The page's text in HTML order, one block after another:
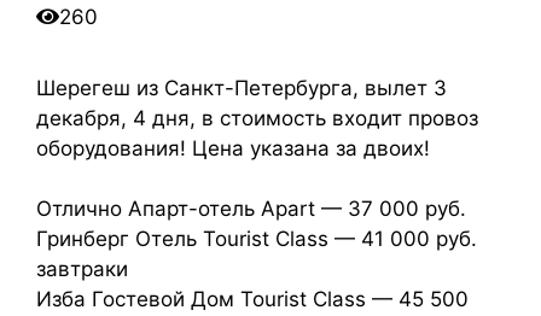
260
Шерегеш из Санкт-Петербурга, вылет 3
декабря, 4 дня, в стоимость входит провоз
оборудования! Цена указана за двоих!
Отлично Апарт-отель Apart — 37 000 руб.
Гринберг Отель Tourist Class — 41 000 руб.
завтраки
Изба Гостевой Дом Tourist Class — 45 500